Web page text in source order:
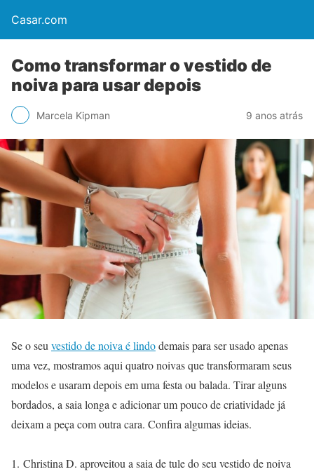
Casar.com
Como transformar o vestido de
noiva para usar depois
Marcela Kipman 9 anos atrás
Se o seu vestido de noiva é lindodemais para ser usado apenas
uma vez, mostramos aqui quatro noivas que transformaram seus
modelos e usaram depois em uma festa ou balada. Tirar alguns
bordados, a saia longa e adicionar um pouco de criatividade já
deixam a peça com outra cara. Confira algumas ideias.
1. Christina D. aproveitou a saia de tule do seu vestido de noiva